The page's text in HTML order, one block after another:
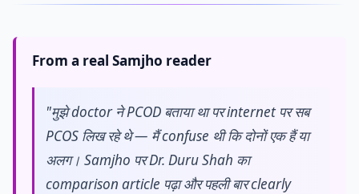
From a real Samjho reader
"मुझे doctor ने PCOD बताया था पर internet पर सब
PCOS लिख रहे थे — मैं confuse थी कि दोनों एक हैं या
अलग। Samjho पर Dr. Duru Shah का
comparison article पढ़ा और पहली बार clearly